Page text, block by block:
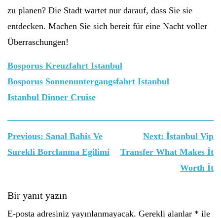
zu planen? Die Stadt wartet nur darauf, dass Sie sie
entdecken. Machen Sie sich bereit für eine Nacht voller
Überraschungen!
Bosporus Kreuzfahrt Istanbul
Bosporus Sonnenuntergangsfahrt Istanbul
Istanbul Dinner Cruise
Yazı
gezinmesi
Previous: Sanal Bahis Ve
Surekli Borclanma Egilimi
Next: İstanbul Vip
Transfer What Makes İt
Worth İt
Bir yanıt yazın
E-posta adresiniz yayınlanmayacak. Gerekli alanlar * ile